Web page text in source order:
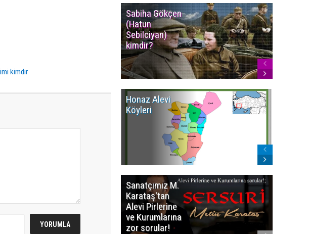
kimdir
Sabiha Gökçen
(Hatun
Sebilciyan)
kimdir?
Honaz Alevi
Köyleri
Sanatçımız M.
Karataş'tan
Alevi Pirlerine
ve Kurumlarına
zor sorular!